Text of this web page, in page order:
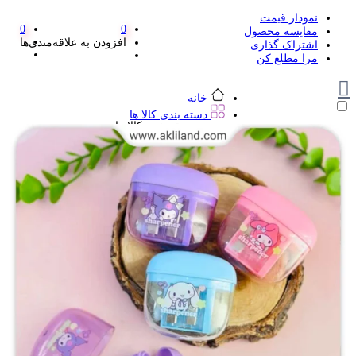
نمودار قیمت
مقایسه محصول
اشتراک گذاری
مرا مطلع کن
0
افزودن به علاقه‌مندی‌ها
0
خانه
دسته بندی کالا ها
دسته بندی کالا ها
لوازم تحریر و هنر
لوازم تحریر و هنر
مداد
پاک کن و غلط گیر
مداد تراش
اتود و نوک
روان نویس فانتزی
خودکار و خودکار فشاری
ماژیک ها
دفترچه یادداشت
استیکر
استیک نوت
خط کش و گونیا
کیف غذا
کوله پشتی
چسب
کاتر فانتزی
بوک مارک
ماشین حساب